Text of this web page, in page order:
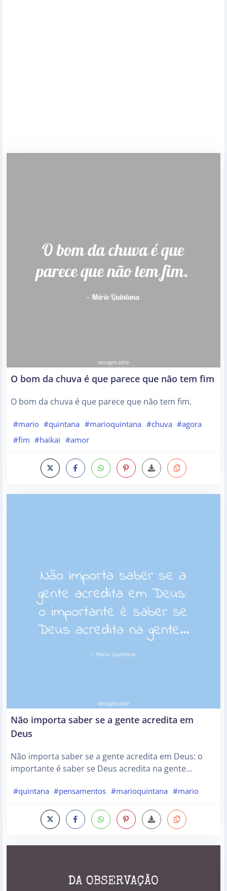
O bom da chuva é que parece que não tem fim
O bom da chuva é que parece que não tem fim.
#mario #quintana #marioquintana #chuva #agora
#fim #haikai #amor
Não importa saber se a gente acredita em
Deus
Não importa saber se a gente acredita em Deus: o
importante é saber se Deus acredita na gente…
#quintana #pensamentos #marioquintana #mario